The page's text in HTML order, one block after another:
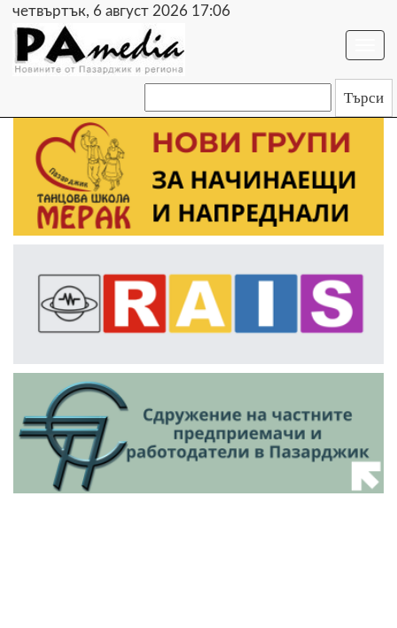
четвъртък, 6 август 2026 17:06